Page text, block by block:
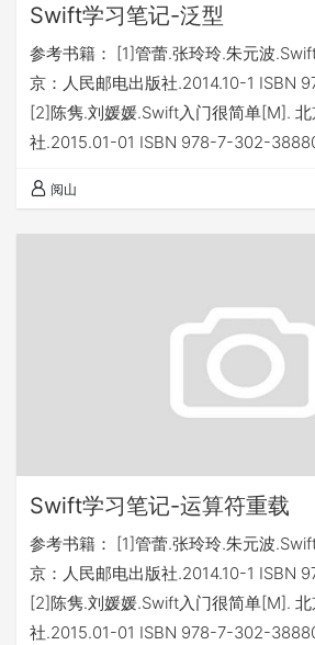
Swift学习笔记-泛型
参考书籍： [1]管蕾.张玲玲.朱元波
京：人民邮电出版社.2014.10-1 ISBN
[2]陈隽.刘媛媛.Swift入门很简单[M].
社.2015.01-01 ISBN 978-7-302-
<T> (参数:T,...,参数:T)->返回值类型{
二、泛型类型 1、泛型枚举 定义形式
阅山
Swift学习笔记-运算符重载
参考书籍： [1]管蕾.张玲玲.朱元波
京：人民邮电出版社.2014.10-1 ISBN
[2]陈隽.刘媛媛.Swift入门很简单[M].
社.2015.01-01 ISBN 978-7-302-